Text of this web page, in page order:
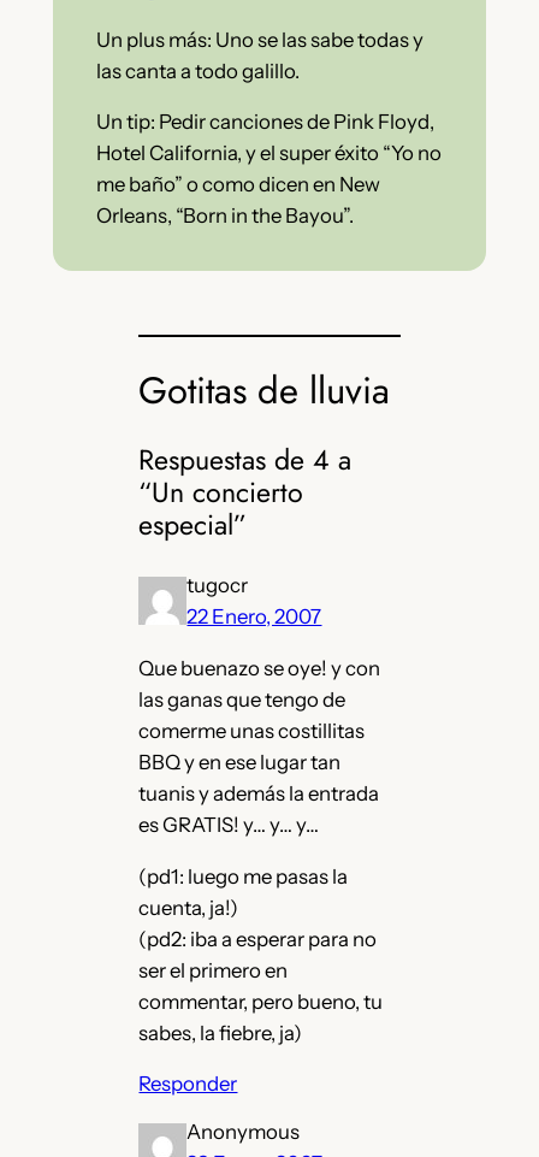
Un plus más: Uno se las sabe todas y
las canta a todo galillo.
Un tip: Pedir canciones de Pink Floyd,
Hotel California, y el super éxito “Yo no
me baño” o como dicen en New
Orleans, “Born in the Bayou”.
Gotitas de lluvia
Respuestas de 4 a
“Un concierto
especial”
tugocr
22 Enero, 2007
Que buenazo se oye! y con
las ganas que tengo de
comerme unas costillitas
BBQ y en ese lugar tan
tuanis y además la entrada
es GRATIS! y… y… y…
(pd1: luego me pasas la
cuenta, ja!)
(pd2: iba a esperar para no
ser el primero en
commentar, pero bueno, tu
sabes, la fiebre, ja)
Responder
Anonymous